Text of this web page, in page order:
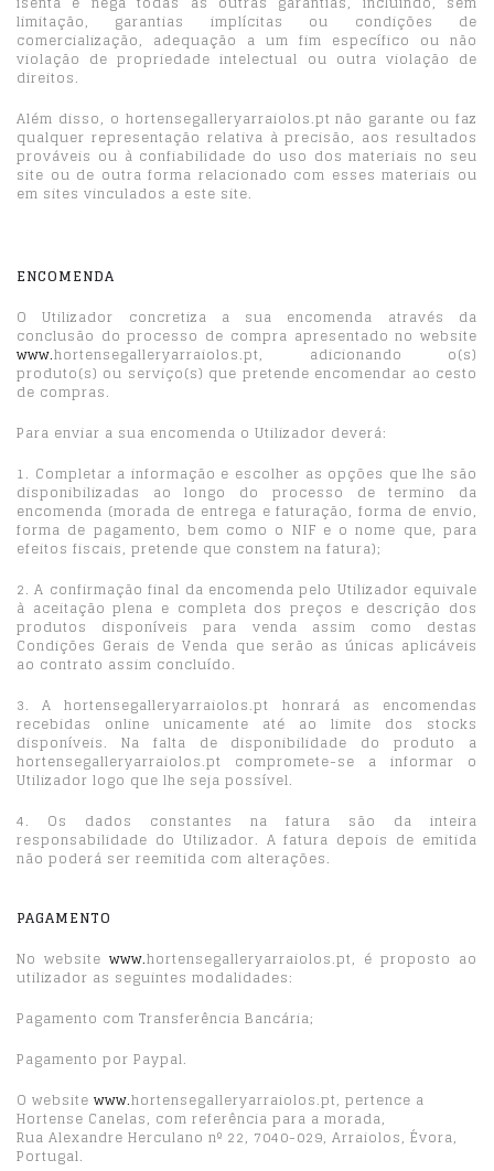
limitação, garantias implícitas ou condições de
comercialização, adequação a um fim específico ou não
violação de propriedade intelectual ou outra violação de
direitos.
Além disso, o hortensegalleryarraiolos.pt não garante ou faz
qualquer representação relativa à precisão, aos resultados
prováveis ​​ou à confiabilidade do uso dos materiais no seu
site ou de outra forma relacionado com esses materiais ou
em sites vinculados a este site.
ENCOMENDA
O Utilizador concretiza a sua encomenda através da
conclusão do processo de compra apresentado no website
www.hortensegalleryarraiolos.pt, adicionando o(s)
produto(s) ou serviço(s) que pretende encomendar ao cesto
de compras.
Para enviar a sua encomenda o Utilizador deverá:
1. Completar a informação e escolher as opções que lhe são
disponibilizadas ao longo do processo de termino da
encomenda (morada de entrega e faturação, forma de envio,
forma de pagamento, bem como o NIF e o nome que, para
efeitos fiscais, pretende que constem na fatura);
2. A confirmação final da encomenda pelo Utilizador equivale
à aceitação plena e completa dos preços e descrição dos
produtos disponíveis para venda assim como destas
Condições Gerais de Venda que serão as únicas aplicáveis
ao contrato assim concluído.
3. A hortensegalleryarraiolos.pt honrará as encomendas
recebidas online unicamente até ao limite dos stocks
disponíveis. Na falta de disponibilidade do produto a
hortensegalleryarraiolos.pt compromete-se a informar o
Utilizador logo que lhe seja possível.
4. Os dados constantes na fatura são da inteira
responsabilidade do Utilizador. A fatura depois de emitida
não poderá ser reemitida com alterações.
PAGAMENTO
No website www.hortensegalleryarraiolos.pt, é proposto ao
utilizador as seguintes modalidades:
Pagamento com Transferência Bancária;
Pagamento por Paypal.
O website www.hortensegalleryarraiolos.pt, pertence a
Hortense Canelas, com referência para a morada,
Rua Alexandre Herculano nº 22, 7040-029, Arraiolos, Évora,
Portugal.